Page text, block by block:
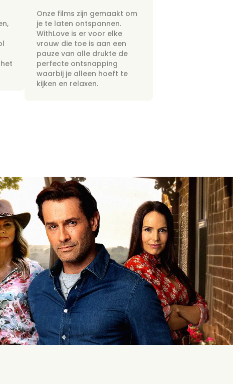
Onze films zijn gemaakt om
je te laten ontspannen.
WithLove is er voor elke
vrouw die toe is aan een
pauze van alle drukte de
perfecte ontsnapping
waarbij je alleen hoeft te
kijken en relaxen.